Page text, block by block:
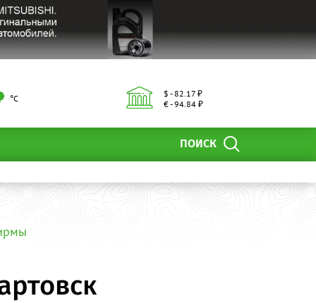
°С
$ - 82.17 ₽
€ - 94.84 ₽
ПОИСК